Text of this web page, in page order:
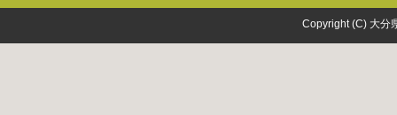
Copyright (C) 大分